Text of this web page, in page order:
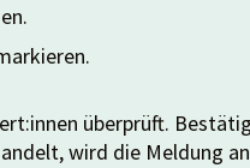
überprüft.
wird die Meldung